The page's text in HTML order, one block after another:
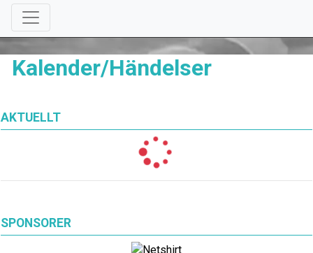
AKTUELLT
SPONSORER
Kalender/Händelser